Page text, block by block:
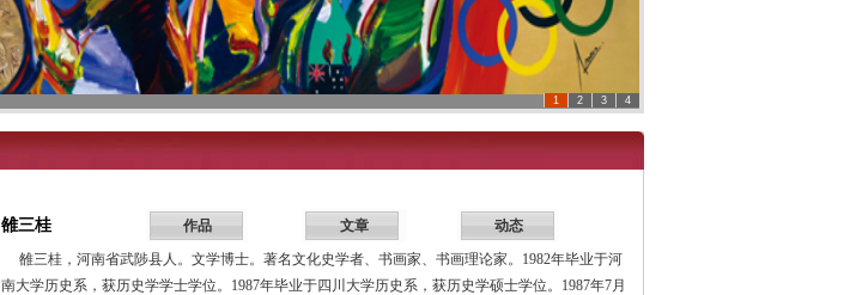
1 2 3 4
雒三桂 作品 文章
动态
雒三桂，河南省武陟县人。文学博士。著名文化史学者、书画家、书画理论家。1982年毕业于河
南大学历史系，获历史学学士学位。1987年毕业于四川大学历史系，获历史学硕士学位。1987年7月